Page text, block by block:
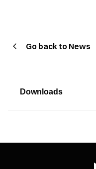
Go back to News
Downloads